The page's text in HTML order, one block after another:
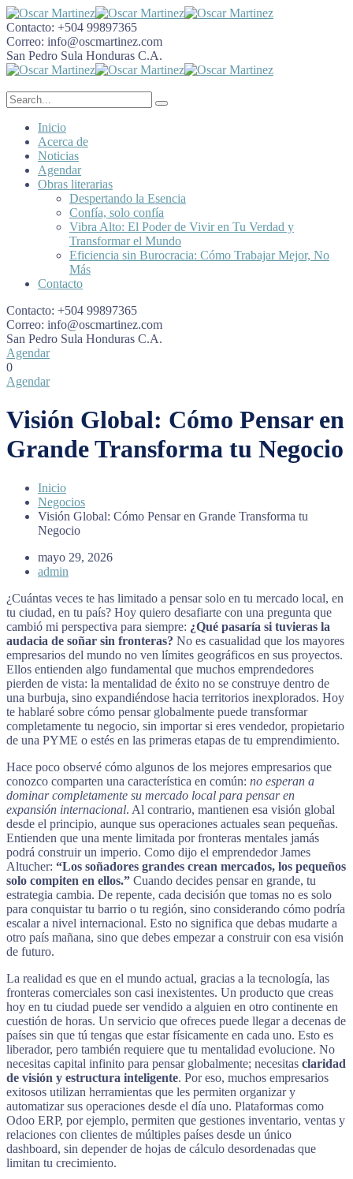
Contacto: +504 99897365
Correo: info@oscmartinez.com
San Pedro Sula Honduras C.A.
Inicio
Acerca de
Noticias
Agendar
Obras literarias
Despertando la Esencia
Confía, solo confía
Vibra Alto: El Poder de Vivir en Tu Verdad y
Transformar el Mundo
Eficiencia sin Burocracia: Cómo Trabajar Mejor, No
Más
Contacto
Contacto: +504 99897365
Correo: info@oscmartinez.com
San Pedro Sula Honduras C.A.
Agendar
0
Agendar
Visión Global: Cómo Pensar en
Grande Transforma tu Negocio
Inicio
Negocios
Visión Global: Cómo Pensar en Grande Transforma tu
Negocio
mayo 29, 2026
admin
¿Cuántas veces te has limitado a pensar solo en tu mercado local, en
tu ciudad, en tu país? Hoy quiero desafiarte con una pregunta que
cambió mi perspectiva para siempre: ¿Qué pasaría si tuvieras la
audacia de soñar sin fronteras? No es casualidad que los mayores
empresarios del mundo no ven límites geográficos en sus proyectos.
Ellos entienden algo fundamental que muchos emprendedores
pierden de vista: la mentalidad de éxito no se construye dentro de
una burbuja, sino expandiéndose hacia territorios inexplorados. Hoy
te hablaré sobre cómo pensar globalmente puede transformar
completamente tu negocio, sin importar si eres vendedor, propietario
de una PYME o estés en las primeras etapas de tu emprendimiento.
Hace poco observé cómo algunos de los mejores empresarios que
conozco comparten una característica en común: no esperan a
dominar completamente su mercado local para pensar en
expansión internacional. Al contrario, mantienen esa visión global
desde el principio, aunque sus operaciones actuales sean pequeñas.
Entienden que una mente limitada por fronteras mentales jamás
podrá construir un imperio. Como dijo el emprendedor James
Altucher: “Los soñadores grandes crean mercados, los pequeños
solo compiten en ellos.” Cuando decides pensar en grande, tu
estrategia cambia. De repente, cada decisión que tomas no es solo
para conquistar tu barrio o tu región, sino considerando cómo podría
escalar a nivel internacional. Esto no significa que debas mudarte a
otro país mañana, sino que debes empezar a construir con esa visión
de futuro.
La realidad es que en el mundo actual, gracias a la tecnología, las
fronteras comerciales son casi inexistentes. Un producto que creas
hoy en tu ciudad puede ser vendido a alguien en otro continente en
cuestión de horas. Un servicio que ofreces puede llegar a decenas de
países sin que tú tengas que estar físicamente en cada uno. Esto es
liberador, pero también requiere que tu mentalidad evolucione. No
necesitas capital infinito para pensar globalmente; necesitas claridad
de visión y estructura inteligente. Por eso, muchos empresarios
exitosos utilizan herramientas que les permiten organizar y
automatizar sus operaciones desde el día uno. Plataformas como
Odoo ERP, por ejemplo, permiten que gestiones inventario, ventas y
relaciones con clientes de múltiples países desde un único
dashboard, sin depender de hojas de cálculo desordenadas que
limitan tu crecimiento.